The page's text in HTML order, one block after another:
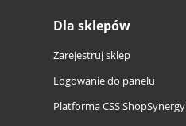
Dla sklepów
Zarejestruj sklep
Logowanie do panelu
Platforma CSS ShopSynergy